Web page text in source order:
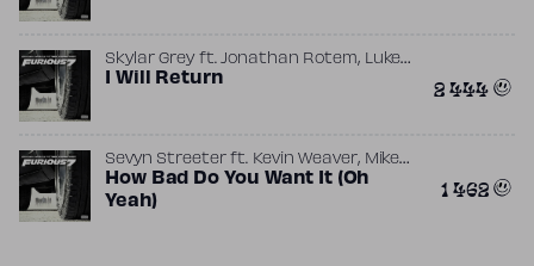
Skylar Greyft.Jonathan Rotem, Luke
Leird
I Will Return 2 444
Sevyn Streeterft. Kevin Weaver, Mike
Caren
How Bad Do You Want It (Oh
Yeah)
1 462